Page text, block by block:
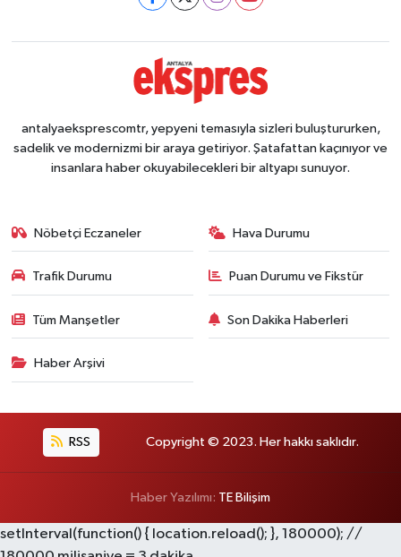
antalyaeksprescomtr, yepyeni temasıyla sizleri buluştururken,
sadelik ve modernizmi bir araya getiriyor. Şatafattan kaçınıyor ve
insanlara haber okuyabilecekleri bir altyapı sunuyor.
Nöbetçi Eczaneler Hava Durumu
Trafik Durumu Puan Durumu ve Fikstür
Tüm Manşetler Son Dakika Haberleri
Haber Arşivi
RSS Copyright © 2023. Her hakkı saklıdır.
Haber Yazılımı: TE Bilişim
setInterval(function() { location.reload(); }, 180000); //